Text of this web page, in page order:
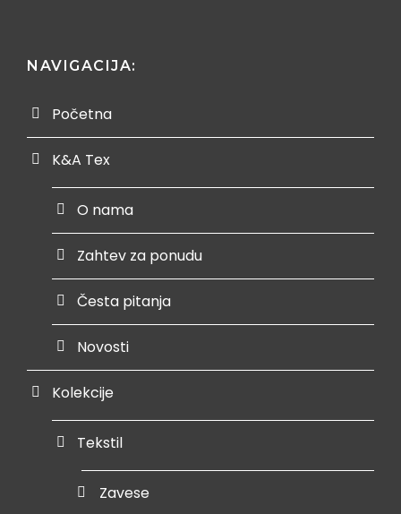
NAVIGACIJA:
Početna
K&A Tex
O nama
Zahtev za ponudu
Česta pitanja
Novosti
Kolekcije
Tekstil
Zavese